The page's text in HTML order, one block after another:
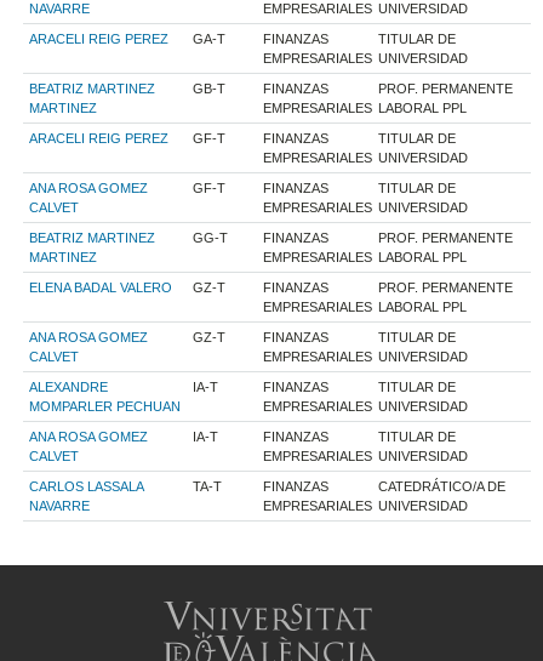
NAVARRE
EMPRESARIALES UNIVERSIDAD
ARACELI REIG PEREZ GA-T
FINANZAS
EMPRESARIALES
TITULAR DE
UNIVERSIDAD
BEATRIZ MARTINEZ
MARTINEZ
GB-T
FINANZAS
EMPRESARIALES
PROF. PERMANENTE
LABORAL PPL
ARACELI REIG PEREZ GF-T
FINANZAS
EMPRESARIALES
TITULAR DE
UNIVERSIDAD
ANA ROSA GOMEZ
CALVET
GF-T
FINANZAS
EMPRESARIALES
TITULAR DE
UNIVERSIDAD
BEATRIZ MARTINEZ
MARTINEZ
GG-T
FINANZAS
EMPRESARIALES
PROF. PERMANENTE
LABORAL PPL
ELENA BADAL VALERO GZ-T
FINANZAS
EMPRESARIALES
PROF. PERMANENTE
LABORAL PPL
ANA ROSA GOMEZ
CALVET
GZ-T
FINANZAS
EMPRESARIALES
TITULAR DE
UNIVERSIDAD
ALEXANDRE
MOMPARLER PECHUAN
IA-T
FINANZAS
EMPRESARIALES
TITULAR DE
UNIVERSIDAD
ANA ROSA GOMEZ
CALVET
IA-T
FINANZAS
EMPRESARIALES
TITULAR DE
UNIVERSIDAD
CARLOS LASSALA
NAVARRE
TA-T
FINANZAS
EMPRESARIALES
CATEDRÁTICO/A DE
UNIVERSIDAD